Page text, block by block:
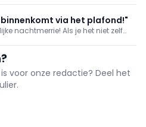
voor u de belangrijkste eigen
via het plafond!"
nachtmerrie! Als je het niet zelf
voor onze redactie? Deel het